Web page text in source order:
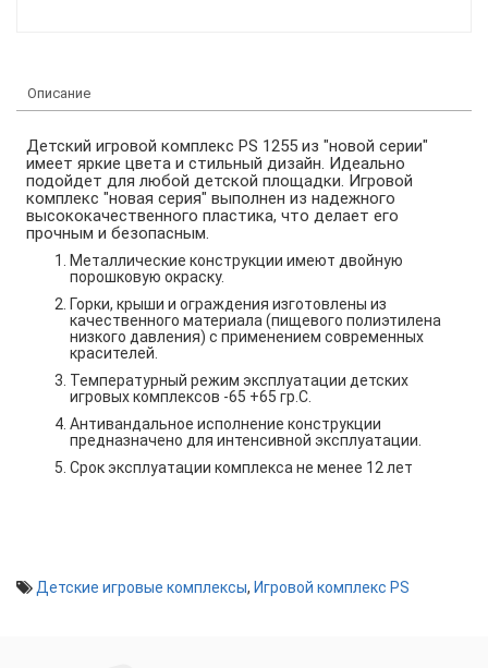
Описание
Детский игровой комплекс PS 1255 из "новой серии"
имеет яркие цвета и стильный дизайн. Идеально
подойдет для любой детской площадки. Игровой
комплекс "новая серия" выполнен из надежного
высококачественного пластика, что делает его
прочным и безопасным.
Металлические конструкции имеют двойную
порошковую окраску.
Горки, крыши и ограждения изготовлены из
качественного материала (пищевого полиэтилена
низкого давления) с применением современных
красителей.
Температурный режим эксплуатации детских
игровых комплексов -65 +65 гр.С.
Антивандальное исполнение конструкции
предназначено для интенсивной эксплуатации.
Срок эксплуатации комплекса не менее 12 лет
Детские игровые комплексы, Игровой комплекс PS